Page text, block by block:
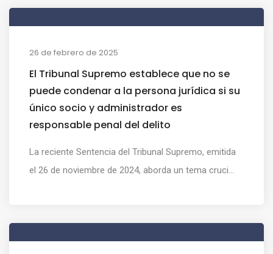
26 de febrero de 2025
El Tribunal Supremo establece que no se
puede condenar a la persona jurídica si su
único socio y administrador es
responsable penal del delito
La reciente Sentencia del Tribunal Supremo, emitida
el 26 de noviembre de 2024, aborda un tema cruci...